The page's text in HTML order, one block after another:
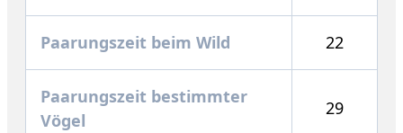
Paarungszeit beim Wild 22
Paarungszeit bestimmter
Vögel
29